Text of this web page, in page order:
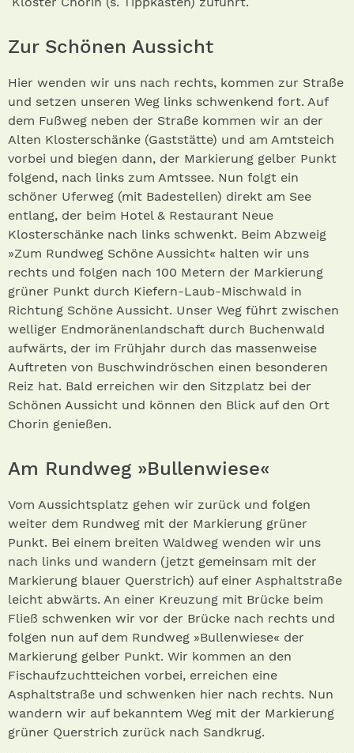
Zur Schönen Aussicht
Hier wenden wir uns nach rechts, kommen zur Straße
und setzen unseren Weg links schwenkend fort. Auf
dem Fußweg neben der Straße kommen wir an der
Alten Klosterschänke (Gaststätte) und am Amtsteich
vorbei und biegen dann, der Markierung gelber Punkt
folgend, nach links zum Amtssee. Nun folgt ein
schöner Uferweg (mit Badestellen) direkt am See
entlang, der beim Hotel & Restaurant Neue
Klosterschänke nach links schwenkt. Beim Abzweig
»Zum Rundweg Schöne Aussicht« halten wir uns
rechts und folgen nach 100 Metern der Markierung
grüner Punkt durch Kiefern-Laub-Mischwald in
Richtung Schöne Aussicht. Unser Weg führt zwischen
welliger Endmoränenlandschaft durch Buchenwald
aufwärts, der im Frühjahr durch das massenweise
Auftreten von Buschwindröschen einen besonderen
Reiz hat. Bald erreichen wir den Sitzplatz bei der
Schönen Aussicht und können den Blick auf den Ort
Chorin genießen.
Am Rundweg »Bullenwiese«
Vom Aussichtsplatz gehen wir zurück und folgen
weiter dem Rundweg mit der Markierung grüner
Punkt. Bei einem breiten Waldweg wenden wir uns
nach links und wandern (jetzt gemeinsam mit der
Markierung blauer Querstrich) auf einer Asphaltstraße
leicht abwärts. An einer Kreuzung mit Brücke beim
Fließ schwenken wir vor der Brücke nach rechts und
folgen nun auf dem Rundweg »Bullenwiese« der
Markierung gelber Punkt. Wir kommen an den
Fischaufzuchtteichen vorbei, erreichen eine
Asphaltstraße und schwenken hier nach rechts. Nun
wandern wir auf bekanntem Weg mit der Markierung
grüner Querstrich zurück nach Sandkrug.